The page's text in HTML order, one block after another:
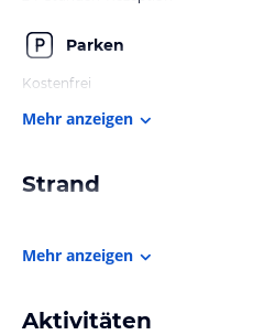
Parken
Kostenfrei
Mehr anzeigen
Strand
Mehr anzeigen
Aktivitäten